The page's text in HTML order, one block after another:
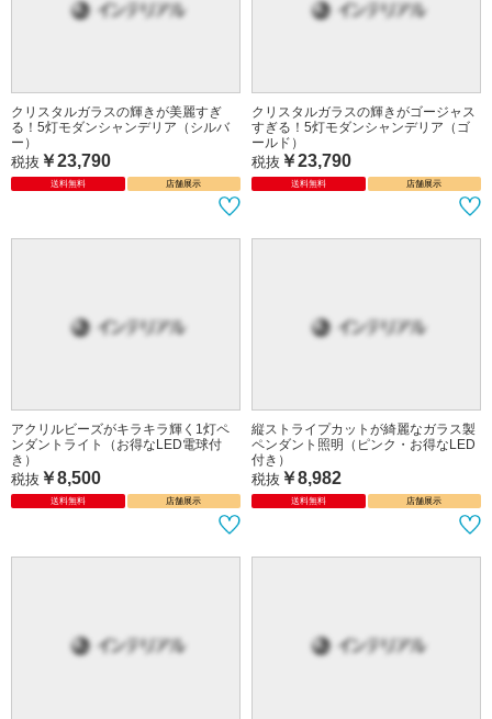
クリスタルガラスの輝きが美麗すぎ
る！5灯モダンシャンデリア（シルバ
ー）
税抜 ￥23,790
送料無料 店舗展示
クリスタルガラスの輝きがゴージャス
すぎる！5灯モダンシャンデリア（ゴ
ールド）
税抜 ￥23,790
送料無料 店舗展示
アクリルビーズがキラキラ輝く1灯ペ
ンダントライト（お得なLED電球付
き）
税抜 ￥8,500
送料無料 店舗展示
縦ストライプカットが綺麗なガラス製
ペンダント照明（ピンク・お得なLED
付き）
税抜 ￥8,982
送料無料 店舗展示